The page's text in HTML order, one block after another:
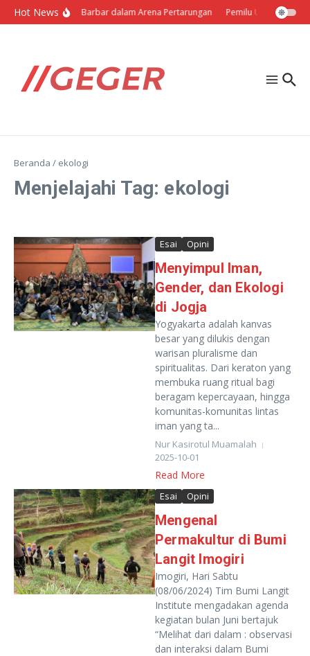
Lewati ke konten
Hot NewsPolitik Barbar dalam Arena Pertarungan Pemilu Ukraina: Milih
Beranda / ekologi
Menjelajahi Tag: ekologi
Esai Opini
Menyimpul Iman,
Gender, dan Ekologi
di Jogja
Yogyakarta adalah kanvas
besar yang dilukis dengan
warisan pluralisme dan
spiritualitas. Dari keraton yang
membuka ruang ritual bagi
beragam kepercayaan, hingga
komunitas-komunitas lintas
iman yang ta...
Nur Kasirotul Muamalah
2025-10-01
Read More
Esai Opini
Mengenal
Permakultur di Bumi
Langit Imogiri
Imogiri, Hari Sabtu
(08/06/2024) Tim Bumi Langit
Institute mengadakan agenda
kegiatan bulan Juni bertajuk
“Melihat dari dalam : observasi
dan interaksi dalam Bumi